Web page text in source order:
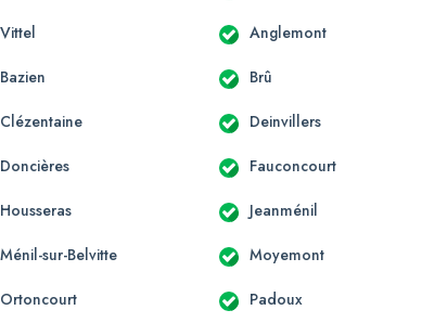
Vittel Anglemont
Bazien Brû
Clézentaine Deinvillers
Doncières Fauconcourt
Housseras Jeanménil
Ménil-sur-Belvitte Moyemont
Ortoncourt Padoux